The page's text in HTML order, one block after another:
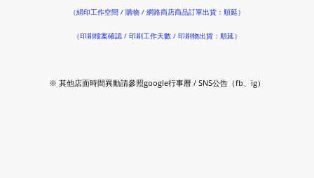
（絹印工作空間 / 購物 / 網路商店商品訂單出貨：順延）
（印刷檔案確認 / 印刷工作天數 / 印刷物出貨：順延）
※ 其他店面時間異動請參照google行事曆 / SNS公告（fb、ig）